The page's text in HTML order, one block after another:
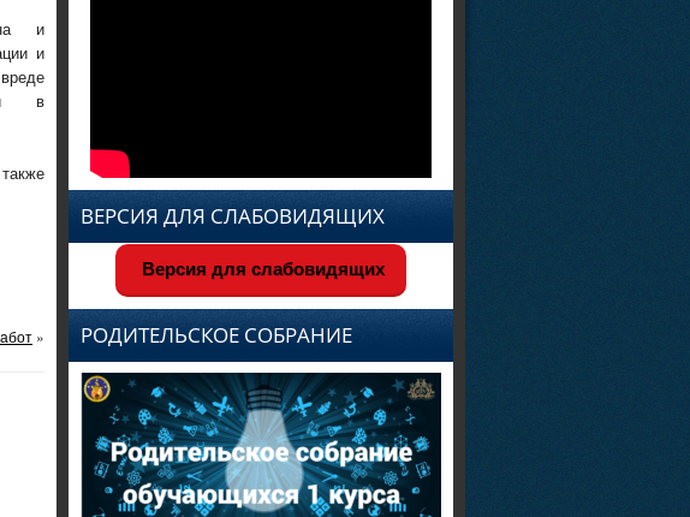
и
и
и в
»
ВЕРСИЯ ДЛЯ СЛАБОВИДЯЩИХ
Версия для слабовидящих
РОДИТЕЛЬСКОЕ СОБРАНИЕ